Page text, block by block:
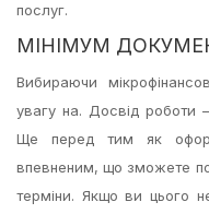
послуг.
МІНІМУМ
Вибираючи
увагу на. Досвід
Ще перед тим як
впевненим, що зможете
терміни. Якщо ви цього